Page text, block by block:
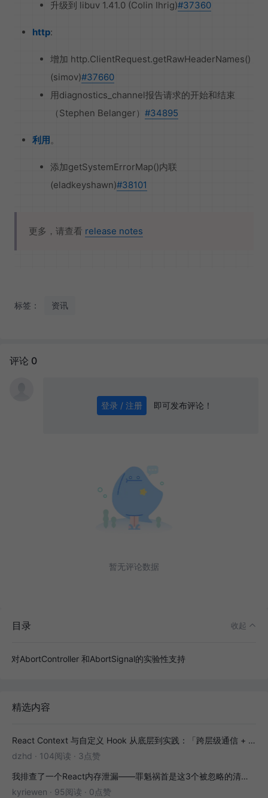
升级到 libuv 1.41.0 (Colin Ihrig)#37360
http:
增加 http.ClientRequest.getRawHeaderNames()
(simov)#37660
用diagnostics_channel报告请求的开始和结束
（Stephen Belanger） #34895
利用。
添加getSystemErrorMap()内联
(eladkeyshawn)#38101
更多，请查看 release notes
标签： 资讯
评论 0
登录 / 注册 即可发布评论！
暂无评论数据
目录 收起
对AbortController 和AbortSignal的实验性支持
精选内容
React Context 与自定义 Hook 从底层到实践：「跨层级通信 + 副作用封装」全解析
dzhd · 104阅读 · 3点赞
我排查了一个React内存泄漏——罪魁祸首是这3个被忽略的清理函数
kyriewen · 95阅读 · 0点赞